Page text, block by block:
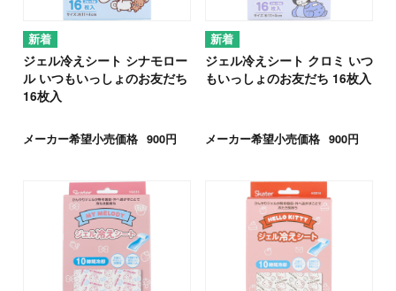
ジェル冷えシート シナモロー
ル いつもいっしょのお友だち
16枚入
メーカー希望小売価格 900円
ジェル冷えシート クロミ いつ
もいっしょのお友だち 16枚入
メーカー希望小売価格 900円